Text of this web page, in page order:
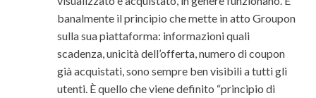
banalmente il principio che mette in atto Groupon
sulla sua piattaforma: informazioni quali
scadenza, unicità dell’offerta, numero di coupon
già acquistati, sono sempre ben visibili a tutti gli
utenti. È quello che viene definito “principio di